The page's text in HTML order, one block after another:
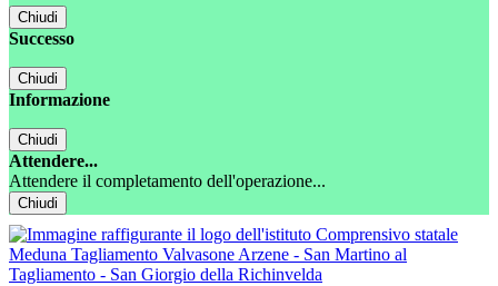
Chiudi
Successo
Chiudi
Informazione
Chiudi
Attendere...
Attendere il completamento dell'operazione...
Chiudi